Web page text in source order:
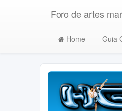
Foro de artes
Home Guia